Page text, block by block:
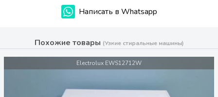
Написать в Whatsapp
Похожие товары (Узкие стиральные машины)
Electrolux EWS12712W